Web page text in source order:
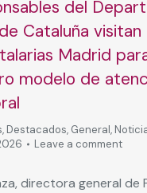
del
Cataluña visitan
Madrid
modelo de
, Destacados, General,
Leave a comment
directora general de